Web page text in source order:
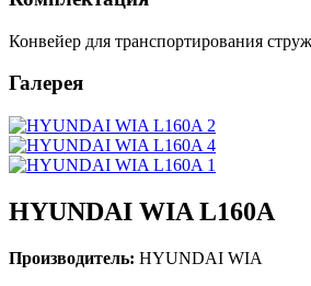
Конвейер для транспортирования
Галерея
HYUNDAI WIA L160A
Производитель: HYUNDAI WIA